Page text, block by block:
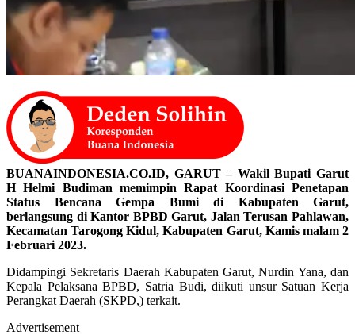
BUANAINDONESIA.CO.ID, GARUT – Wakil Bupati Garut
H Helmi Budiman memimpin Rapat Koordinasi Penetapan
Status Bencana Gempa Bumi di Kabupaten Garut,
berlangsung di Kantor BPBD Garut, Jalan Terusan Pahlawan,
Kecamatan Tarogong Kidul, Kabupaten Garut, Kamis malam 2
Februari 2023.
Didampingi Sekretaris Daerah Kabupaten Garut, Nurdin Yana, dan
Kepala Pelaksana BPBD, Satria Budi, diikuti unsur Satuan Kerja
Perangkat Daerah (SKPD,) terkait.
Advertisement